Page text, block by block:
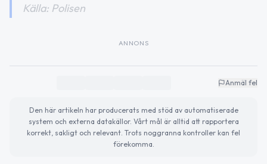
Källa: Polisen
ANNONS
Anmäl fel
Den här artikeln har producerats med stöd av automatiserade
system och externa datakällor. Vårt mål är alltid att rapportera
korrekt, sakligt och relevant. Trots noggranna kontroller kan fel
förekomma.